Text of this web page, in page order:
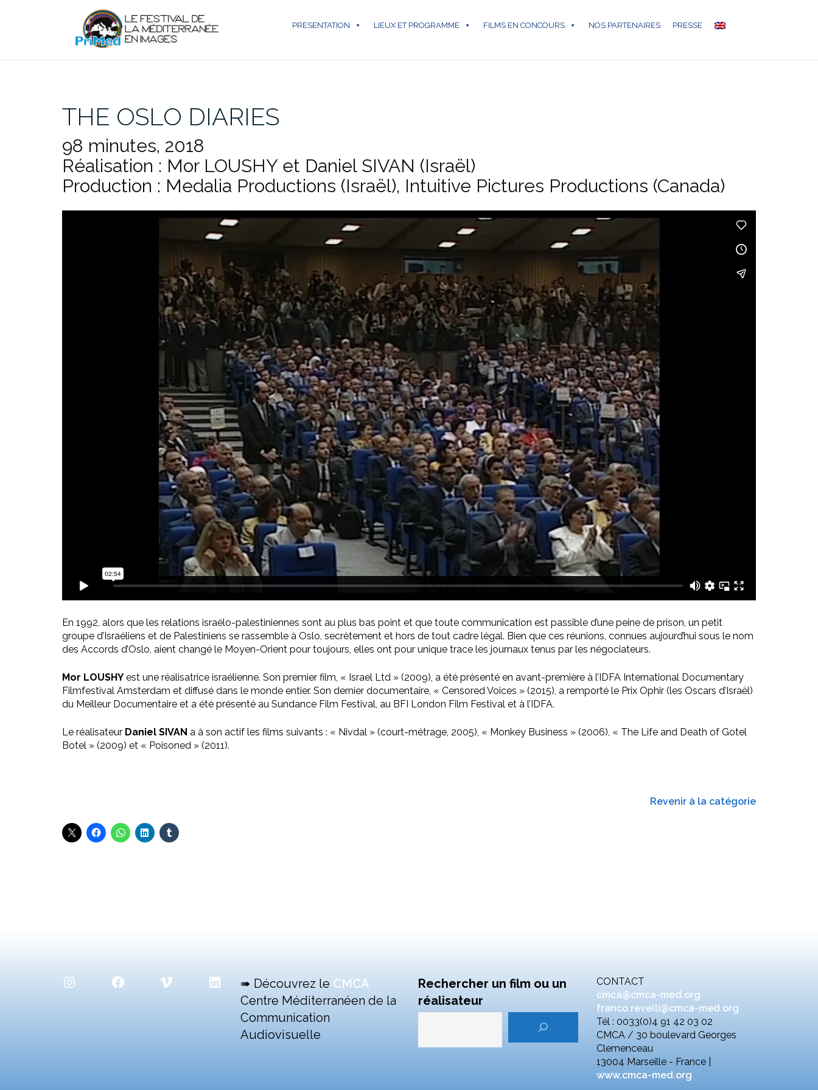
PRESENTATION LIEUX ET PROGRAMME FILMS EN CONCOURS NOS PARTENAIRES PRESSE
THE OSLO DIARIES
98 minutes, 2018
Réalisation : Mor LOUSHY et Daniel SIVAN (Israël)
Production : Medalia Productions (Israël), Intuitive Pictures Productions (Canada)
En 1992, alors que les relations israélo-palestiniennes sont au plus bas point et que toute communication est passible d’une peine de prison, un petit
groupe d’Israéliens et de Palestiniens se rassemble à Oslo, secrètement et hors de tout cadre légal. Bien que ces réunions, connues aujourd’hui sous le nom
des Accords d’Oslo, aient changé le Moyen-Orient pour toujours, elles ont pour unique trace les journaux tenus par les négociateurs.
Mor LOUSHY est une réalisatrice israélienne. Son premier film, « Israel Ltd » (2009), a été présenté en avant-première à l’IDFA International Documentary
Filmfestival Amsterdam et diffusé dans le monde entier. Son dernier documentaire, « Censored Voices » (2015), a remporté le Prix Ophir (les Oscars d’Israël)
du Meilleur Documentaire et a été présenté au Sundance Film Festival, au BFI London Film Festival et à l’IDFA.
Le réalisateur Daniel SIVAN a à son actif les films suivants : « Nivdal » (court-métrage, 2005), « Monkey Business » (2006), « The Life and Death of Gotel
Botel » (2009) et « Poisoned » (2011).
Revenir à la catégorie
InstagramFacebookVimeo LinkedIn➠ Découvrez le CMCA
Centre Méditerranéen de la
Communication
Audiovisuelle
Rechercher un film ou un
réalisateur
CONTACT
cmca@cmca-med.org
franco.revelli@cmca-med.org
Tél : 0033(0)4 91 42 03 02
CMCA / 30 boulevard Georges
Clemenceau
13004 Marseille - France |
www.cmca-med.org